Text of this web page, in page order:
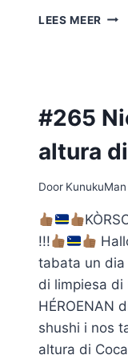
LEES MEER 28
#265
altura
Door KunukuMan
!!!
tabata un dia
di limpiesa di
HÉROENAN
shushi i nos
altura di